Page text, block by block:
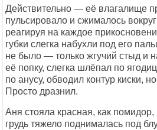
Действительно — её влагалище
пульсировало и сжималось
реагируя на каждое
губки слегка набухли под его
не было — только жгучий стыд и
её попку, слегка шлёпал по
по анусу, обводил контур киски,
Просто дразнил.
Аня стояла красная, как помидор,
грудь тяжело поднималась под